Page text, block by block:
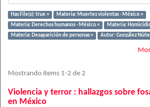
Has File(s): true ×
Materia: Muertes violentas - México ×
Materia: Derechos humanos - México ×
Materia:
Materia: Desaparición de personas ×
Autor: González
Mostrando ítems 1-2 de 2
Violencia y terror : hallazgos sobre
en México